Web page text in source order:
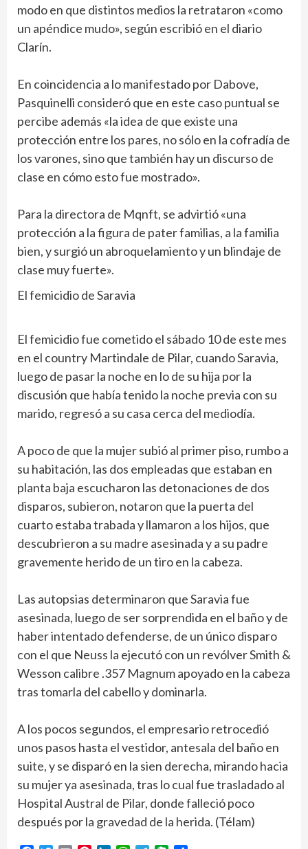
modo en que distintos medios la retrataron «como
un apéndice mudo», según escribió en el diario
Clarín.
En coincidencia a lo manifestado por Dabove,
Pasquinelli consideró que en este caso puntual se
percibe además «la idea de que existe una
protección entre los pares, no sólo en la cofradía de
los varones, sino que también hay un discurso de
clase en cómo esto fue mostrado».
Para la directora de Mqnft, se advirtió «una
protección a la figura de pater familias, a la familia
bien, y surgió un abroquelamiento y un blindaje de
clase muy fuerte».
El femicidio de Saravia
El femicidio fue cometido el sábado 10 de este mes
en el country Martindale de Pilar, cuando Saravia,
luego de pasar la noche en lo de su hija por la
discusión que había tenido la noche previa con su
marido, regresó a su casa cerca del mediodía.
A poco de que la mujer subió al primer piso, rumbo a
su habitación, las dos empleadas que estaban en
planta baja escucharon las detonaciones de dos
disparos, subieron, notaron que la puerta del
cuarto estaba trabada y llamaron a los hijos, que
descubrieron a su madre asesinada y a su padre
gravemente herido de un tiro en la cabeza.
Las autopsias determinaron que Saravia fue
asesinada, luego de ser sorprendida en el baño y de
haber intentado defenderse, de un único disparo
con el que Neuss la ejecutó con un revólver Smith &
Wesson calibre .357 Magnum apoyado en la cabeza
tras tomarla del cabello y dominarla.
A los pocos segundos, el empresario retrocedió
unos pasos hasta el vestidor, antesala del baño en
suite, y se disparó en la sien derecha, mirando hacia
su mujer ya asesinada, tras lo cual fue trasladado al
Hospital Austral de Pilar, donde falleció poco
después por la gravedad de la herida. (Télam)